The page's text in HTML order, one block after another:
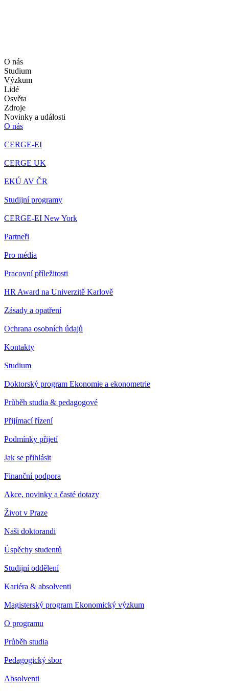
O nás
Studium
Výzkum
Lidé
Osvěta
Zdroje
Novinky a události
O nás
CERGE-EI
CERGE UK
EKÚ AV ČR
Studijní programy
CERGE-EI New York
Partneři
Pro média
Pracovní příležitosti
HR Award na Univerzitě Karlově
Zásady a opatření
Ochrana osobních údajů
Kontakty
Studium
Doktorský program Ekonomie a ekonometrie
Průběh studia & pedagogové
Přijímací řízení
Podmínky přijetí
Jak se přihlásit
Finanční podpora
Akce, novinky a časté dotazy
Život v Praze
Naši doktorandi
Úspěchy studentů
Studijní oddělení
Kariéra & absolventi
Magisterský program Ekonomický výzkum
O programu
Průběh studia
Pedagogický sbor
Absolventi